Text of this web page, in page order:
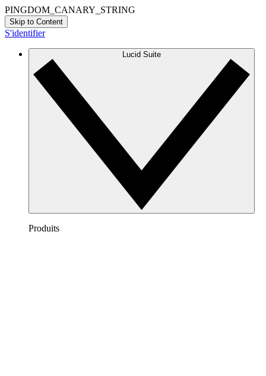
PINGDOM_CANARY_STRING
Skip to Content
S'identifier
Lucid Suite
Produits